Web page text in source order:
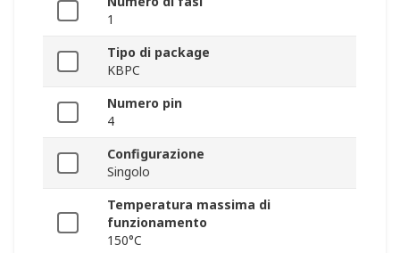
1
Tipo di package
KBPC
Numero pin
4
Configurazione
Singolo
Temperatura massima di
funzionamento
150°C